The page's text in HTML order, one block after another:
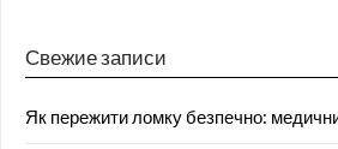
Свежие записи
Як пережити ломку безпечно: